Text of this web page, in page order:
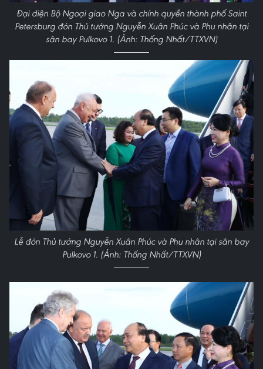
Đại diện Bộ Ngoại giao Nga và chính quyền thành phố Saint
Petersburg đón Thủ tướng Nguyễn Xuân Phúc và Phu nhân tại
sân bay Pulkovo 1. (Ảnh: Thống Nhất/TTXVN)
Lễ đón Thủ tướng Nguyễn Xuân Phúc và Phu nhân tại sân bay
Pulkovo 1. (Ảnh: Thống Nhất/TTXVN)